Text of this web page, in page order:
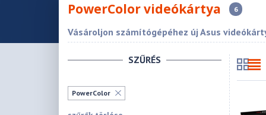
PowerColor videókártya 6
Vásároljon számítógépéhez új Asus
SZŰRÉS
PowerColor